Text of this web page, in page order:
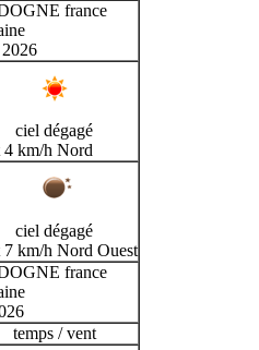
france
ciel dégagé
4 km/h Nord
ciel dégagé
7 km/h Nord Ouest
france
temps / vent